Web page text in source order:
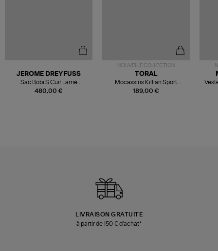
480,00 €
JEROME DREYFUSS
Sac Bobi S Cuir Lamé
Champagne
NOUVELLE COLLECTION
189,00 €
TORAL
Mocassins Killian Sport
Mousse
LIVRAISON GRATUITE
à partir de 150 € d'achat*